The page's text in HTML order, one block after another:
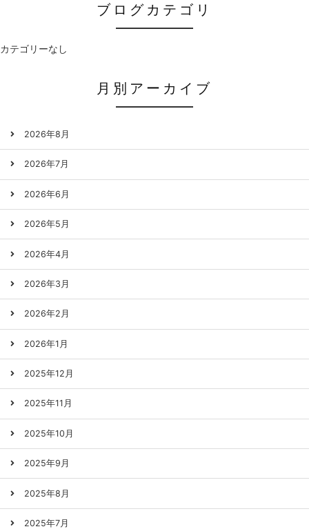
ブログカテゴリ
カテゴリーなし
月別アーカイブ
2026年8月
2026年7月
2026年6月
2026年5月
2026年4月
2026年3月
2026年2月
2026年1月
2025年12月
2025年11月
2025年10月
2025年9月
2025年8月
2025年7月